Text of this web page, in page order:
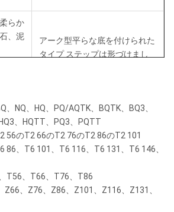
らか
、泥
灰土
アーク型平らな底を付けられた
タイプ ステップは形づけまし
、ド
岩、
ステップ定形タイプ、同心円の
タイプ、犬歯の定形タイプ、回
、花
ステップ定形タイプ、同心円の
、NQ、HQ、PQ/AQTK、BQTK、BQ3、
、HQTT、PQ3、PQTT
56のT2 66のT2 76のT2 86のT2 101
86、T6 101、T6 116、T6 131、T6 146、
T56、T66、T76、T86
Z66、Z76、Z86、Z101、Z116、Z131、